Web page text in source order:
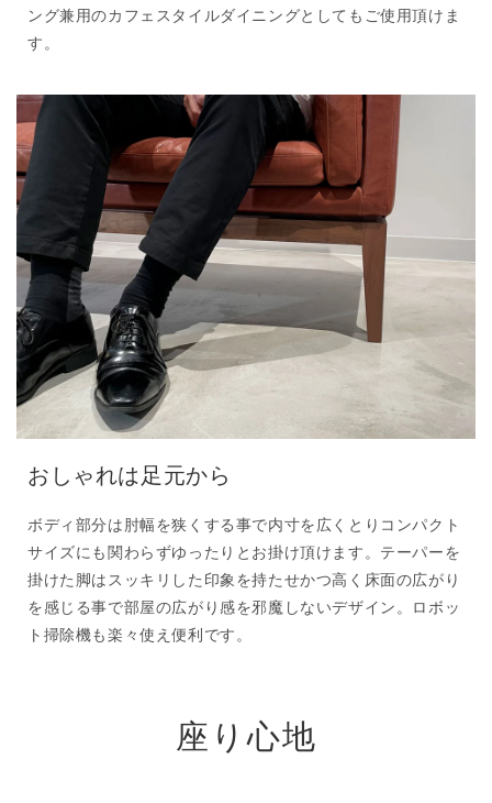
ング兼用のカフェスタイルダイニングとしてもご使用頂けま
す。
おしゃれは足元から
ボディ部分は肘幅を狭くする事で内寸を広くとりコンパクト
サイズにも関わらずゆったりとお掛け頂けます。テーパーを
掛けた脚はスッキリした印象を持たせかつ高く床面の広がり
を感じる事で部屋の広がり感を邪魔しないデザイン。ロボッ
ト掃除機も楽々使え便利です。
座り心地